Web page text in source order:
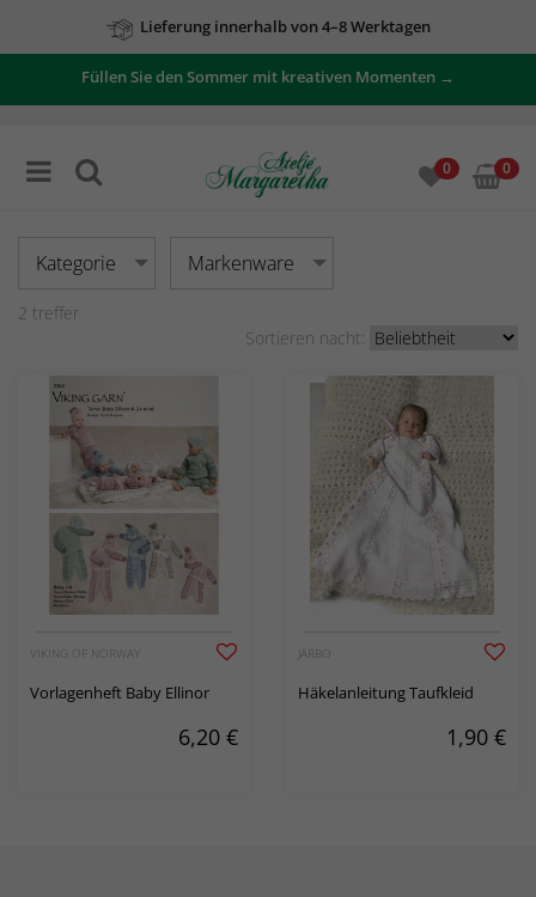
Lieferung innerhalb von 4–8 Werktagen
Füllen Sie den Sommer mit kreativen Momenten →
0 0
Kategorie Markenware
2 treffer
Sortieren nacht:
VIKING OF NORWAY
Vorlagenheft Baby Ellinor
6,20 €
JÄRBO
Häkelanleitung Taufkleid
1,90 €